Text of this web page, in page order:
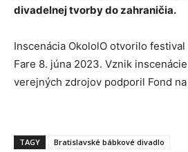
divadelnej tvorby do zahraničia.
Inscenácia OkololO otvorilo
Fare 8. júna 2023. Vznik
verejných zdrojov podporil Fond
TAGY
Bratislavské bábkové divadlo